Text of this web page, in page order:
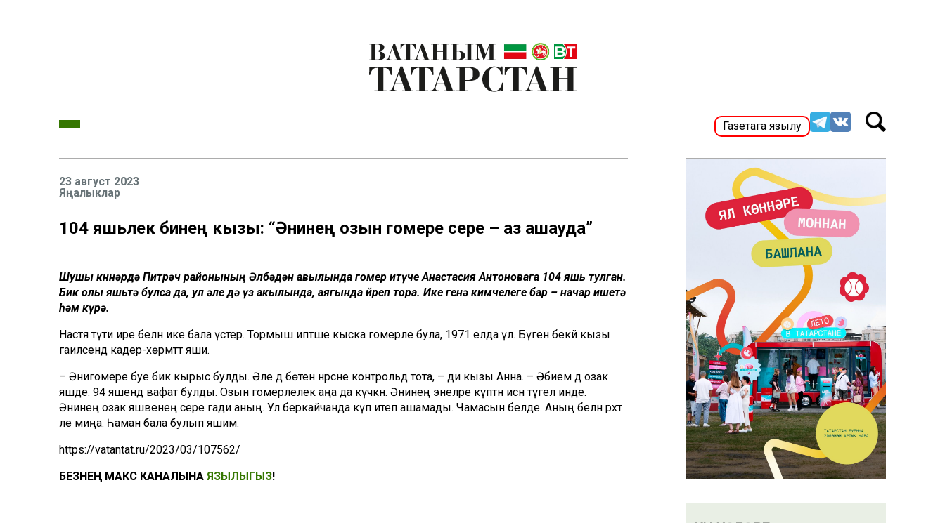
Газетага язылу
23 август 2023
Яңалыклар
104 яшьлек әбинең кызы: “Әнинең озын гомере сере – аз ашауда”
Шушы көннәрдә Питрәч районының Әлбәдән авылында гомер итүче Анастасия Антоновага 104 яшь тулган.
Бик олы яшьтә булса да, ул әле дә үз акылында, аягында йөреп тора. Ике генә кимчелеге бар – начар ишетә
һәм күрә.
Настя түти ире белән ике бала үстерә. Тормыш иптәше кыска гомерле була, 1971 елда үлә. Бүген әбекәй кызы
гаиләсендә кадер-хөрмәттә яши.
– Әнигомере буе бик кырыс булды. Әле дә бөтен нәрсәне контрольдә тота, – ди кызы Анна. – Әбием дә озак
яшәде. 94 яшендә вафат булды. Озын гомерлелек аңа да күчкән. Әнинең энеләре күптән исән түгел инде.
Әнинең озак яшәвенең сере гади аның. Ул беркайчанда күп итеп ашамады. Чамасын белде. Аның белән рәхәт
әле миңа. Һаман бала булып яшим.
https://vatantat.ru/2023/03/107562/
БЕЗНЕҢ МАКС КАНАЛЫНА ЯЗЫЛЫГЫЗ!